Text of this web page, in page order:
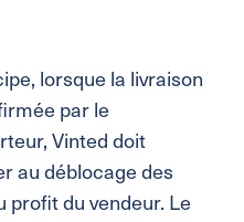
lorsque la livraison
par le
Vinted doit
au déblocage des
profit du vendeur. Le